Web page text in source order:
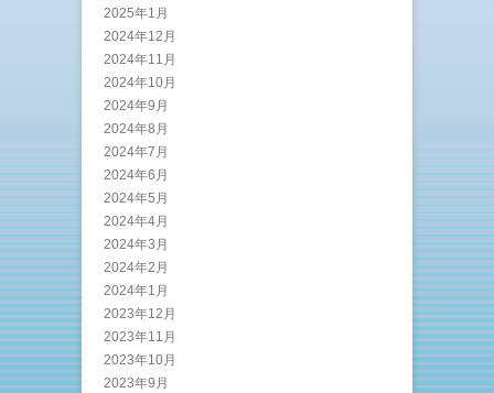
2025年1月
2024年12月
2024年11月
2024年10月
2024年9月
2024年8月
2024年7月
2024年6月
2024年5月
2024年4月
2024年3月
2024年2月
2024年1月
2023年12月
2023年11月
2023年10月
2023年9月